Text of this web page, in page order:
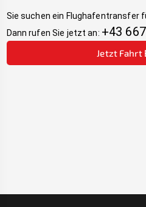
Sie suchen ein Flughafentransfer
Dann rufen Sie jetzt an: +43
Jetzt Fahrt